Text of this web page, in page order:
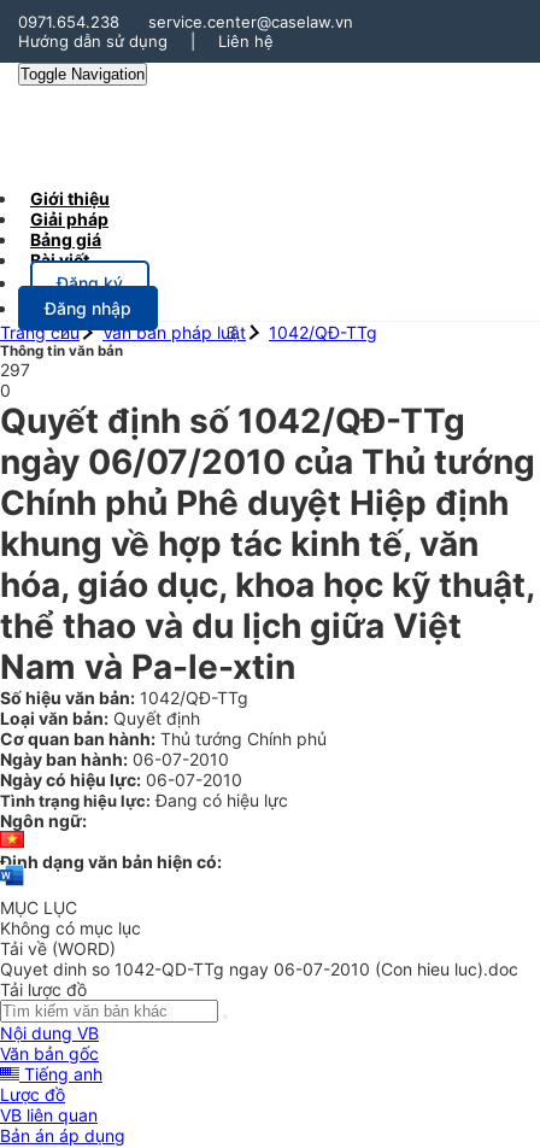
0971.654.238
service.center@caselaw.vn
Hướng dẫn sử dụng
Liên hệ
Toggle Navigation
Giới thiệu
Giải pháp
Bảng giá
Bài viết
Đăng ký
Đăng nhập
Trang chủ
Văn bản pháp luật 1042/QĐ-TTg
Thông tin văn bản
297
0
Quyết định số 1042/QĐ-TTg
ngày 06/07/2010 của Thủ tướng
Chính phủ Phê duyệt Hiệp định
khung về hợp tác kinh tế, văn
hóa, giáo dục, khoa học kỹ thuật,
thể thao và du lịch giữa Việt
Nam và Pa-le-xtin
Số hiệu văn bản: 1042/QĐ-TTg
Loại văn bản: Quyết định
Cơ quan ban hành: Thủ tướng Chính phủ
Ngày ban hành: 06-07-2010
Ngày có hiệu lực: 06-07-2010
Tình trạng hiệu lực: Đang có hiệu lực
Ngôn ngữ:
Định dạng văn bản hiện có:
MỤC LỤC
Không có mục lục
Tải về (WORD)
Quyet dinh so 1042-QD-TTg ngay 06-07-2010 (Con hieu luc).doc
Tải lược đồ
Nội dung VB
Văn bản gốc
Tiếng anh
Lược đồ
VB liên quan
Bản án áp dụng